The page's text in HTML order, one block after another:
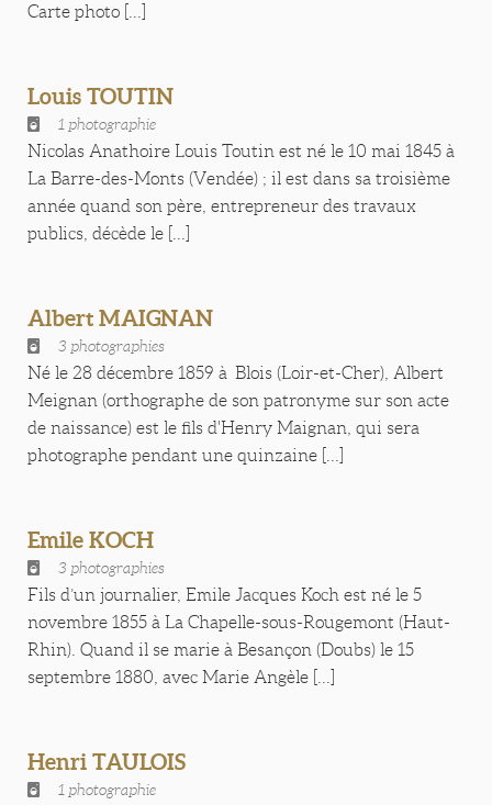
Carte photo [...]
Louis TOUTIN
1 photographie
Nicolas Anathoire Louis Toutin est né le 10 mai 1845 à
La Barre-des-Monts (Vendée) ; il est dans sa troisième
année quand son père, entrepreneur des travaux
publics, décède le [...]
Albert MAIGNAN
3 photographies
Né le 28 décembre 1859 à Blois (Loir-et-Cher), Albert
Meignan (orthographe de son patronyme sur son acte
de naissance) est le fils d'Henry Maignan, qui sera
photographe pendant une quinzaine [...]
Emile KOCH
3 photographies
Fils d’un journalier, Emile Jacques Koch est né le 5
novembre 1855 à La Chapelle-sous-Rougemont (Haut-
Rhin). Quand il se marie à Besançon (Doubs) le 15
septembre 1880, avec Marie Angèle [...]
Henri TAULOIS
1 photographie